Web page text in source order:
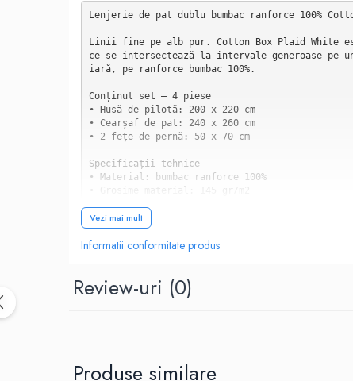
Lenjerie de pat dublu bumbac ranforce 100%
Linii fine pe alb pur. Cotton Box Plaid
ce se intersectează la intervale generoase
iară, pe ranforce bumbac 100%.
Conținut set — 4 piese
• Husă de pilotă: 200 x 220 cm
• Cearșaf de pat: 240 x 260 cm
• 2 fețe de pernă: 50 x 70 cm
Specificații tehnice
• Material: bumbac ranforce 100%
• Grosime material: 145 gr/m2
• Brand: Cotton Box — Colecția Plaid
• Design: Geometric/Windowpane
• Stoc: Limitat
Când se spune "Plaid", primul gând merge la
ț. Cotton Box Plaid White reinterpretează
Vezi mai mult
Informatii conformitate produs
Review-uri (0)
Produse similare